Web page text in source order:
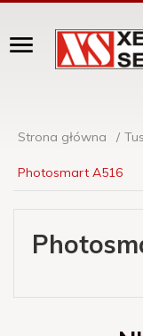
Strona główna
Photosmart A516